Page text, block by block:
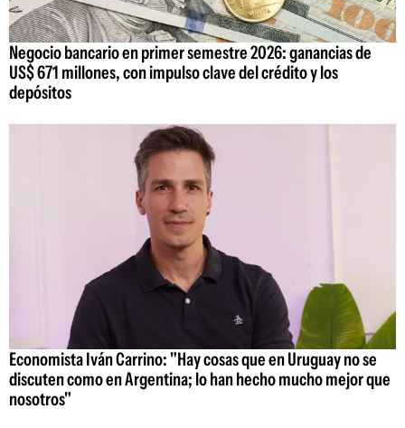
Negocio bancario en primer semestre 2026: ganancias de
US$ 671 millones, con impulso clave del crédito y los
depósitos
Economista Iván Carrino: "Hay cosas que en Uruguay no se
discuten como en Argentina; lo han hecho mucho mejor que
nosotros"